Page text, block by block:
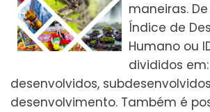
maneiras.
Índice de
Humano ou
divididos
desenvolvidos,
desenvolvimento. Também é